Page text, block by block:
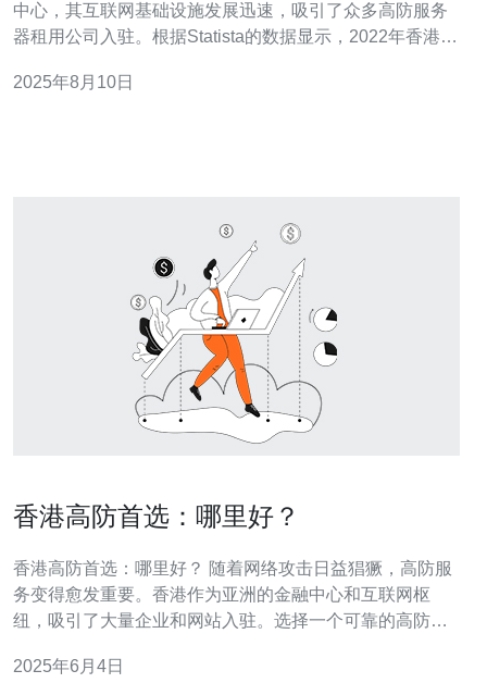
中心，其互联网基础设施发展迅速，吸引了众多高防服务
器租用公司入驻。根据Statista的数据显示，2022年香港的
防服务器市场的发展提供了良好的基础。
2025年8月10日
香港高防首选：哪里好？
香港高防首选：哪里好？ 随着网络攻击日益猖獗，高防服
务变得愈发重要。香港作为亚洲的金融中心和互联网枢
纽，吸引了大量企业和网站入驻。选择一个可靠的高防服
供商时，性能是至关重要的因素。香港的高防服务提供商
2025年6月4日